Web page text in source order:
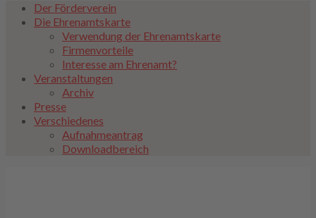
Der Förderverein
Die Ehrenamtskarte
Verwendung der Ehrenamtskarte
Firmenvorteile
Interesse am Ehrenamt?
Veranstaltungen
Archiv
Presse
Verschiedenes
Aufnahmeantrag
Downloadbereich